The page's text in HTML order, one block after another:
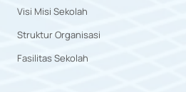
Visi Misi Sekolah
Struktur Organisasi
Fasilitas Sekolah